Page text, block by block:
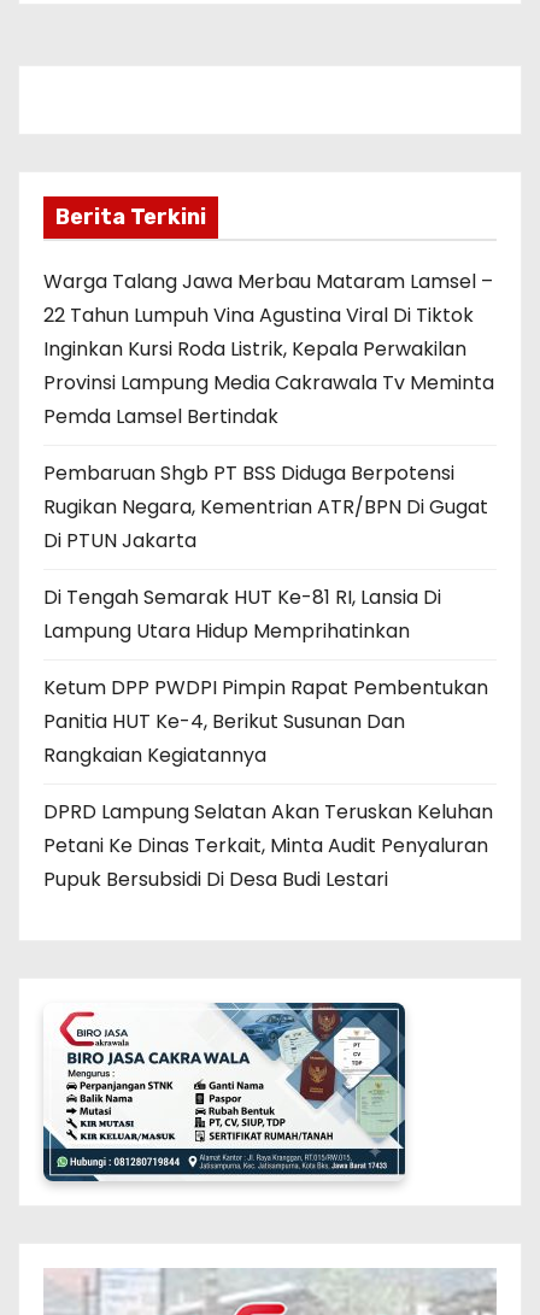
Berita Terkini
Warga Talang Jawa Merbau Mataram Lamsel –
22 Tahun Lumpuh Vina Agustina Viral Di Tiktok
Inginkan Kursi Roda Listrik, Kepala Perwakilan
Provinsi Lampung Media Cakrawala Tv Meminta
Pemda Lamsel Bertindak
Pembaruan Shgb PT BSS Diduga Berpotensi
Rugikan Negara, Kementrian ATR/BPN Di Gugat
Di PTUN Jakarta
Di Tengah Semarak HUT Ke-81 RI, Lansia Di
Lampung Utara Hidup Memprihatinkan
Ketum DPP PWDPI Pimpin Rapat Pembentukan
Panitia HUT Ke-4, Berikut Susunan Dan
Rangkaian Kegiatannya
DPRD Lampung Selatan Akan Teruskan Keluhan
Petani Ke Dinas Terkait, Minta Audit Penyaluran
Pupuk Bersubsidi Di Desa Budi Lestari